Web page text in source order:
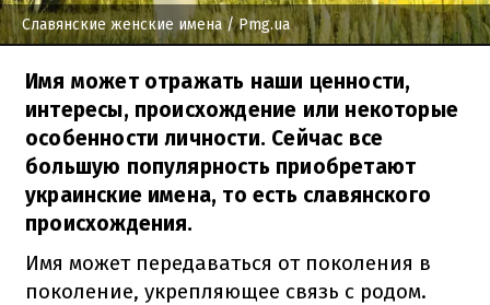
Славянские женские имена/ Pmg.ua
Имя может отражать наши ценности,
интересы, происхождение или некоторые
особенности личности. Сейчас все
большую популярность приобретают
украинские имена, то есть славянского
происхождения.
Имя может передаваться от поколения в
поколение, укрепляющее связь с родом.